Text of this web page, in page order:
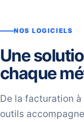
NOS LOGICIELS
Une
chaque
De la facturation
outils